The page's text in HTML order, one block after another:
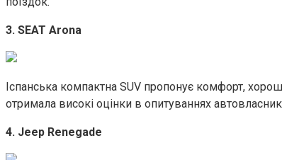
3. SEAT Arona
Іспанська компактна SUV пропонує комфорт,
отримала високі оцінки в опитуваннях
4. Jeep Renegade